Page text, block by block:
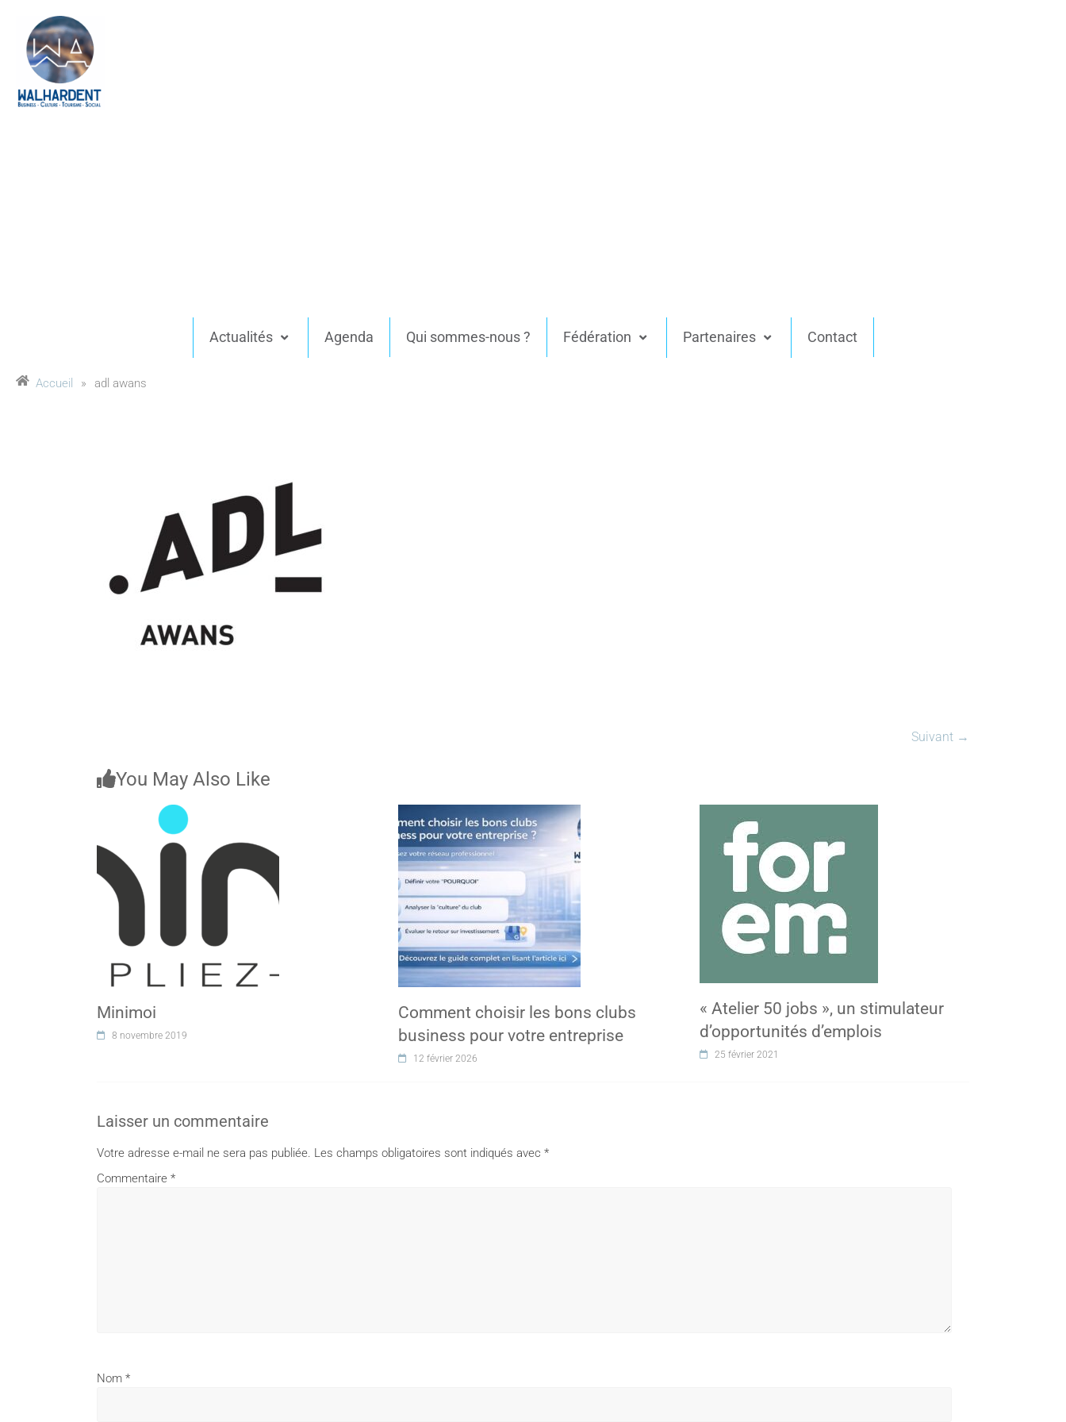
Actualités Agenda Qui sommes-nous ? Fédération Partenaires Contact
Accueil » adl awans
Suivant →
You May Also Like
Minimoi
8 novembre 2019
Comment choisir les bons clubs
business pour votre entreprise
12 février 2026
« Atelier 50 jobs », un stimulateur
d’opportunités d’emplois
25 février 2021
Laisser un commentaire
Votre adresse e-mail ne sera pas publiée. Les champs obligatoires sont indiqués avec *
Commentaire *
Nom *